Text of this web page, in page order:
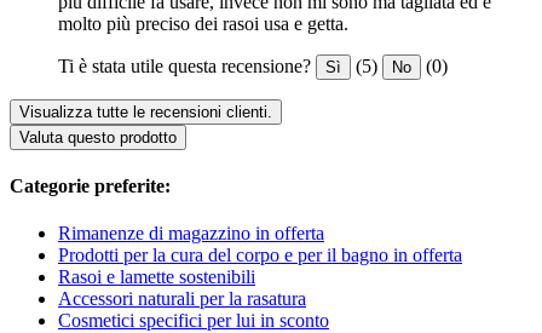
molto più preciso dei rasoi usa e getta.
Ti è stata utile questa recensione? Sì (5) No (0)
Visualizza tutte le recensioni clienti.
Valuta questo prodotto
Categorie preferite:
Rimanenze di magazzino in offerta
Prodotti per la cura del corpo e per il bagno in offerta
Rasoi e lamette sostenibili
Accessori naturali per la rasatura
Cosmetici specifici per lui in sconto